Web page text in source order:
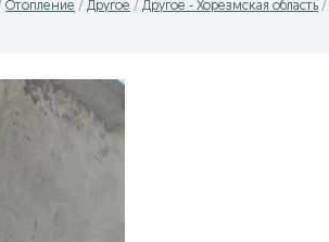
Отопление Другое Другое - Хорезмская область